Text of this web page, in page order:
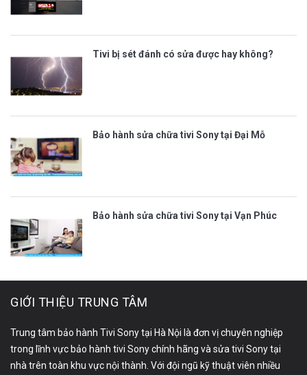
Tivi bị sét đánh có sửa được hay không?
Bảo hành sửa chữa tivi Sony tại Đại Mỗ
Bảo hành sửa chữa tivi Sony tại Vạn Phúc
GIỚI THIỆU TRUNG TÂM
Trung tâm bảo hành Tivi Sony tại Hà Nội là đơn vị chuyên nghiệp
trong lĩnh vực bảo hành tivi Sony chính hãng và sửa tivi Sony tại
nhà trên toàn khu vực nội thành. Với đội ngũ kỹ thuật viên nhiều